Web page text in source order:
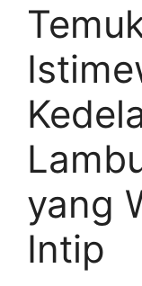
yang
Intip